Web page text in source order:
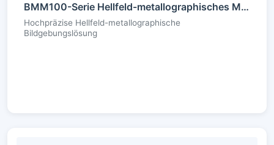
BMM100-Serie Hellfeld-metallographisches Mikroskopsystem
Hochpräzise Hellfeld-metallographische
Bildgebungslösung